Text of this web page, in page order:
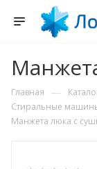
Главная —
Стиральные
Манжета люка с